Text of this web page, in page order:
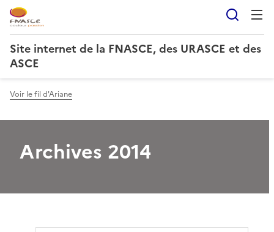
Site internet de la FNASCE, des URASCE et des
ASCE
Voir le fil d'Ariane
Archives 2014